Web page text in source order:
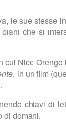
le sue stesse
che si
cui Nico Orengo
, in un film
chiavi di
di domani.